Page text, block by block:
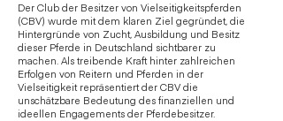
Der Club der Besitzer von Vielseitigkeitspferden
(CBV) wurde mit dem klaren Ziel gegründet, die
Hintergründe von Zucht, Ausbildung und Besitz
dieser Pferde in Deutschland sichtbarer zu
machen. Als treibende Kraft hinter zahlreichen
Erfolgen von Reitern und Pferden in der
Vielseitigkeit repräsentiert der CBV die
unschätzbare Bedeutung des finanziellen und
ideellen Engagements der Pferdebesitzer.